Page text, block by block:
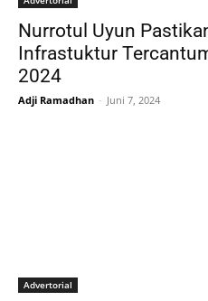
Nurrotul Uyun
Infrastuktur
2024
Adji Ramadhan - Juni 7, 2024
Advertorial